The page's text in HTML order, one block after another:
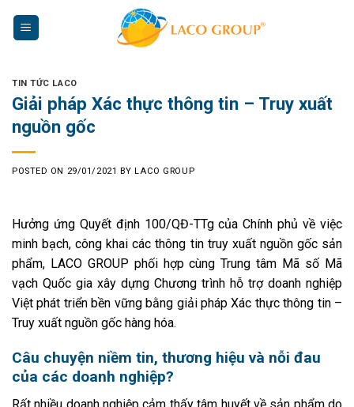
TIN TỨC LACO
Giải pháp Xác thực thông tin – Truy xuất
nguồn gốc
POSTED ON 29/01/2021 BYLACO GROUP
Hưởng ứng Quyết định 100/QĐ-TTg của Chính phủ về việc
minh bạch, công khai các thông tin truy xuất nguồn gốc sản
phẩm, LACO GROUP phối hợp cùng Trung tâm Mã số Mã
vạch Quốc gia xây dựng Chương trình hỗ trợ doanh nghiệp
Việt phát triển bền vững bằng giải pháp Xác thực thông tin –
Truy xuất nguồn gốc hàng hóa.
Câu chuyện niềm tin, thương hiệu và nỗi đau
của các doanh nghiệp?